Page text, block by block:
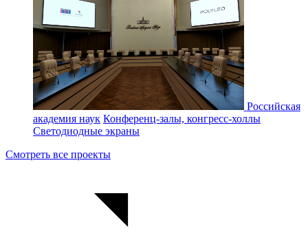
Российская
академия наук Конференц-залы, конгресс-холлы
Светодиодные экраны
Смотреть все проекты